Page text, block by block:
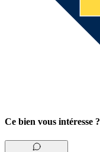
Ce bien vous intéresse ?